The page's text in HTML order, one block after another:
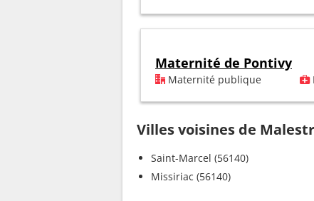
Maternité de Pontivy
Maternité publique
Villes voisines de
Saint-Marcel (56140)
Missiriac (56140)